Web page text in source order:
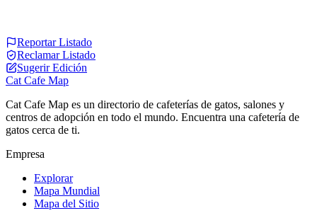
Reportar Listado
Reclamar Listado
Sugerir Edición
Cat Cafe Map
Cat Cafe Map es un directorio de cafeterías de gatos, salones y
centros de adopción en todo el mundo. Encuentra una cafetería de
gatos cerca de ti.
Empresa
Explorar
Mapa Mundial
Mapa del Sitio